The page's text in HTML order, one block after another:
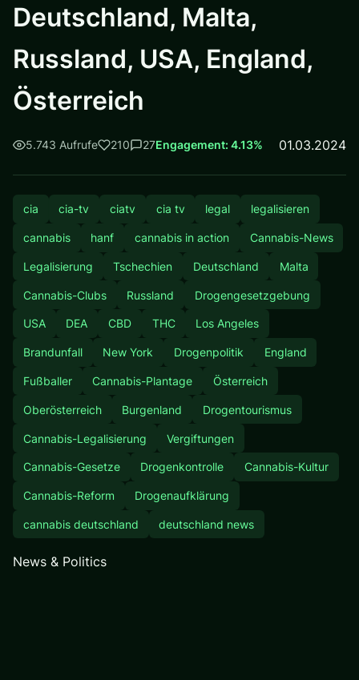
Deutschland, Malta,
Russland, USA, England,
Österreich
5.743 Aufrufe 210 27Engagement: 4.13% 01.03.2024
cia cia-tv ciatv cia tv legal legalisieren
cannabis hanf cannabis in action Cannabis-News
Legalisierung Tschechien Deutschland Malta
Cannabis-Clubs Russland Drogengesetzgebung
USA DEA CBD THC Los Angeles
Brandunfall New York Drogenpolitik England
Fußballer Cannabis-Plantage Österreich
Oberösterreich Burgenland Drogentourismus
Cannabis-Legalisierung Vergiftungen
Cannabis-Gesetze Drogenkontrolle Cannabis-Kultur
Cannabis-Reform Drogenaufklärung
cannabis deutschland deutschland news
News & Politics